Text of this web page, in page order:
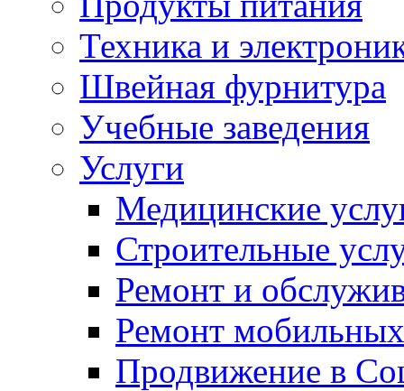
Техника и
Швейная фурнитура
Учебные заведения
Услуги
Медицинские
Строительные
Ремонт и
Ремонт
Продвижение в